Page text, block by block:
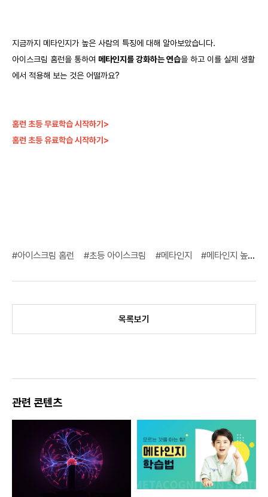
지금까지 메타인지가 높은 사람의 특징에 대해 알아보았습니다.
아이스크림 홈런을 통하여 메타인지를 강화하는 연습을 하고 이를 실제 생활
에서 적용해 보는 것은 어떨까요?
홈런 초등 무료학습 시작하기>
홈런 초등 유료학습 시작하기>
#아이스크림 홈런 #초등 아이스크림 #메타인지 #메타인지 높은 사람
목록보기
관련 콘텐츠